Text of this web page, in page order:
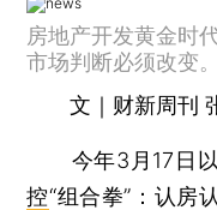
房地产开发黄金时
市场判断必须改变。
文｜财新周刊
今年3月17日以
控“组合拳”：认房